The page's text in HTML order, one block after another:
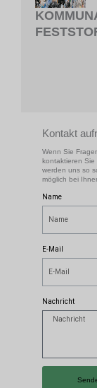
Kontakt
Wenn Sie
kontaktieren Sie
werden uns so
möglich bei
Name
E-Mail
Nachricht